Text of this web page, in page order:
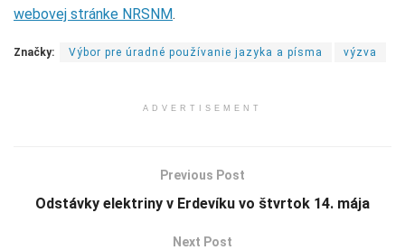
webovej stránke NRSNM.
Značky: Výbor pre úradné používanie jazyka a písma výzva
ADVERTISEMENT
Previous Post
Odstávky elektriny v Erdevíku vo štvrtok 14. mája
Next Post